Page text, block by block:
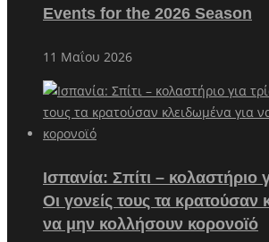
Events for the 2026 Season
11 Μαΐου 2026
Ισπανία: Σπίτι – κολαστήριο
Οι γονείς τους τα κρατούσαν
να μην κολλήσουν κορονοϊό